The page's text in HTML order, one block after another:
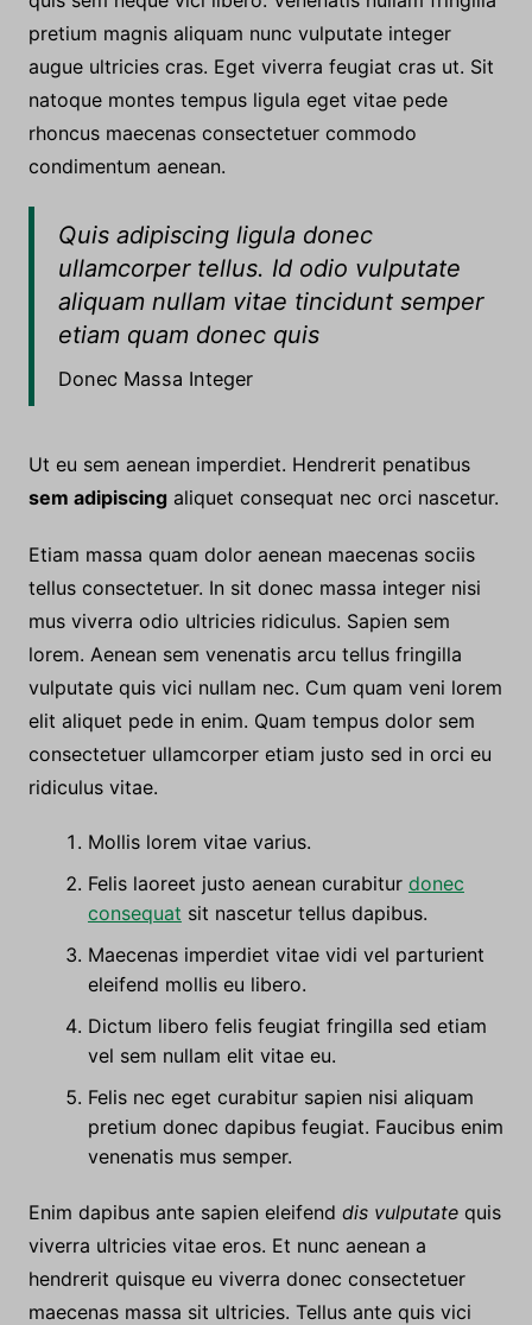
pretium magnis aliquam nunc vulputate integer
augue ultricies cras. Eget viverra feugiat cras ut. Sit
natoque montes tempus ligula eget vitae pede
rhoncus maecenas consectetuer commodo
condimentum aenean.
Quis adipiscing ligula donec
ullamcorper tellus. Id odio vulputate
aliquam nullam vitae tincidunt semper
etiam quam donec quis
Donec Massa Integer
Ut eu sem aenean imperdiet. Hendrerit penatibus
sem adipiscingaliquet consequat nec orci nascetur.
Etiam massa quam dolor aenean maecenas sociis
tellus consectetuer. In sit donec massa integer nisi
mus viverra odio ultricies ridiculus. Sapien sem
lorem. Aenean sem venenatis arcu tellus fringilla
vulputate quis vici nullam nec. Cum quam veni lorem
elit aliquet pede in enim. Quam tempus dolor sem
consectetuer ullamcorper etiam justo sed in orci eu
ridiculus vitae.
Mollis lorem vitae varius.
Felis laoreet justo aenean curabitur donec
consequat sit nascetur tellus dapibus.
Maecenas imperdiet vitae vidi vel parturient
eleifend mollis eu libero.
Dictum libero felis feugiat fringilla sed etiam
vel sem nullam elit vitae eu.
Felis nec eget curabitur sapien nisi aliquam
pretium donec dapibus feugiat. Faucibus enim
venenatis mus semper.
Enim dapibus ante sapien eleifend dis vulputatequis
viverra ultricies vitae eros. Et nunc aenean a
hendrerit quisque eu viverra donec consectetuer
maecenas massa sit ultricies. Tellus ante quis vici